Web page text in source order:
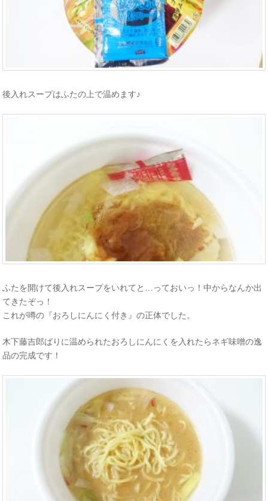
後入れスープはふたの上で温めます♪
ふたを開けて後入れスープをいれてと…っておいっ！中からなんか出
てきたぞっ！
これが噂の『おろしにんにく付き』の正体でした。
木下藤吉郎ばりに温められたおろしにんにくを入れたらネギ味噌の逸
品の完成です！